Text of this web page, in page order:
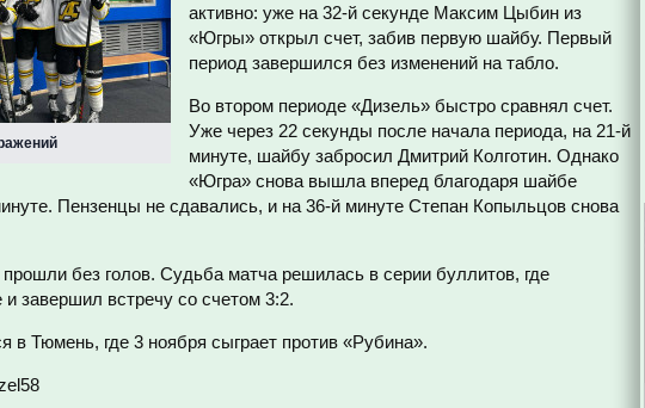
активно: уже на 32-й секунде Максим Цыбин из
«Югры» открыл счет, забив первую шайбу. Первый
период завершился без изменений на табло.
Во втором периоде «Дизель» быстро сравнял счет.
Уже через 22 секунды после начала периода, на 21-й
минуте, шайбу забросил Дмитрий Колготин. Однако
«Югра» снова вышла вперед благодаря шайбе
Пензенцы не сдавались, и на 36-й минуте Степан Копыльцов снова
без голов. Судьба матча решилась в серии буллитов, где
и завершил встречу со счетом 3:2.
в Тюмень, где 3 ноября сыграет против «Рубина».